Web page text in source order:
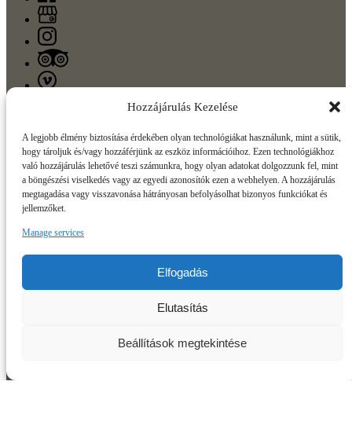
Hozzájárulás Kezelése
A legjobb élmény biztosítása érdekében olyan technológiákat használunk, mint a sütik,
hogy tároljuk és/vagy hozzáférjünk az eszköz információihoz. Ezen technológiákhoz
való hozzájárulás lehetővé teszi számunkra, hogy olyan adatokat dolgozzunk fel, mint
a böngészési viselkedés vagy az egyedi azonosítók ezen a webhelyen. A hozzájárulás
megtagadása vagy visszavonása hátrányosan befolyásolhat bizonyos funkciókat és
jellemzőket.
Manage services
Elfogadás
Elutasítás
Beállítások megtekintése
Programok
Rafting
Zipline
Kanyoning
VÁLASSZ PROGRAMOT